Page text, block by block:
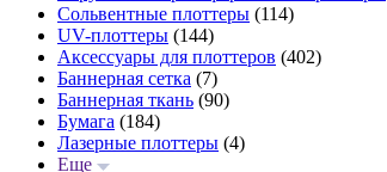
Сольвентные плоттеры (114)
UV-плоттеры (144)
Аксессуары для плоттеров (402)
Баннерная сетка (7)
Баннерная ткань (90)
Бумага (184)
Лазерные плоттеры (4)
Еще